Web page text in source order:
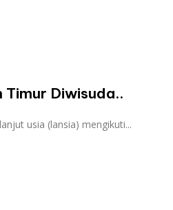
Diwisuda..
usia (lansia) mengikuti...